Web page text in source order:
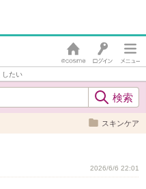
したい
スキンケア
2026/6/6 22:01